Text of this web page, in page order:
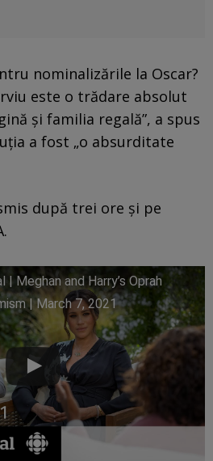
nominalizările la Oscar?
este o trădare absolut
şi familia regală”, a spus
a fost „o absurditate
după trei ore şi pe
Meghan and Harry’s Oprah
| March 7, 2021